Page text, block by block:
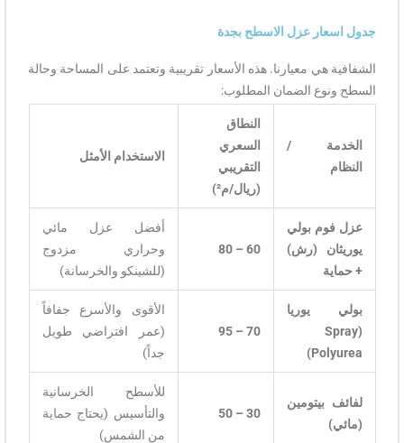
جدول اسعار عزل الاسطح بجدة
الشفافية هي معيارنا. هذه الأسعار تقريبية وتعتمد على المساحة وحالة
السطح ونوع الضمان المطلوب:
الخدمة /
النظام
النطاق
السعري
التقريبي
(ريال/م²)
الاستخدام الأمثل
عزل فوم بولي
يوريثان (رش)
+ حماية
60 – 80
أفضل عزل مائي
وحراري مزدوج
(للشينكو والخرسانة)
بولي يوريا
(Spray
Polyurea)
70 – 95
الأقوى والأسرع جفافاً
(عمر افتراضي طويل
جداً)
لفائف بيتومين
(مائي)
30 – 50
للأسطح الخرسانية
والتأسيس (يحتاج حماية
من الشمس)